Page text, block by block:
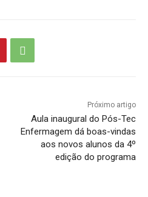
Próximo artigo
Aula inaugural do Pós-Tec
Enfermagem dá boas-vindas
aos novos alunos da 4º
edição do programa